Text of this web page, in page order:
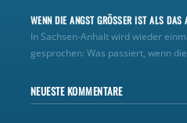
WENN DIE ANGST GRÖSSER IST ALS DAS
In Sachsen-Anhalt wird wieder
gesprochen: Was passiert, wenn
NEUESTE KOMMENTARE